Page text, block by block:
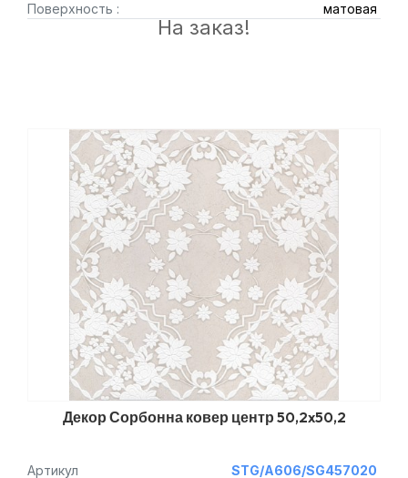
Поверхность : матовая
На заказ!
Декор Сорбонна ковер центр 50,2x50,2
Артикул
STG/A606/SG457020